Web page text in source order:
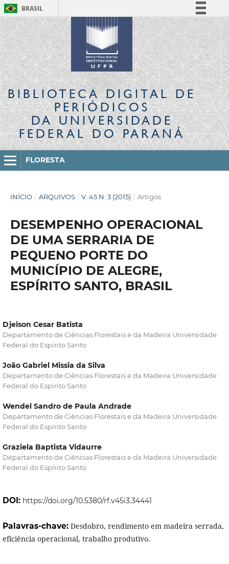
BRASIL
Simplifique!
Comunica BR
Participe
Acesso à informação
Legislação
Canais
BIBLIOTECA DIGITALDE
PERIÓDICOS
DA UNIVERSIDADE
FEDERAL DO PARANÁ
FLORESTA
INÍCIO / ARQUIVOS / V. 45 N. 3 (2015) / Artigos
DESEMPENHO OPERACIONAL
DE UMA SERRARIA DE
PEQUENO PORTE DO
MUNICÍPIO DE ALEGRE,
ESPÍRITO SANTO, BRASIL
Djeison Cesar Batista
Departamento de Ciências Florestais e da Madeira Universidade
Federal do Espírito Santo
João Gabriel Missia da Silva
Departamento de Ciências Florestais e da Madeira Universidade
Federal do Espírito Santo
Wendel Sandro de Paula Andrade
Departamento de Ciências Florestais e da Madeira Universidade
Federal do Espírito Santo
Graziela Baptista Vidaurre
Departamento de Ciências Florestais e da Madeira Universidade
Federal do Espírito Santo
DOI: https://doi.org/10.5380/rf.v45i3.34441
Palavras-chave: Desdobro, rendimento em madeira serrada,
eficiência operacional, trabalho produtivo.